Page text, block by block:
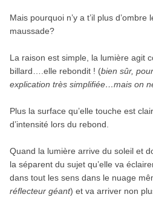
Mais pourquoi n’y a t’il plus
maussade?
La raison est simple, la lumière agit
billard….elle rebondit ! (bien sûr,
explication très simplifiée…mais on
Plus la surface qu’elle touche est
d’intensité lors du rebond.
Quand la lumière arrive du soleil et
la séparent du sujet qu’elle va
dans tout les sens dans le nuage
réflecteur géant) et va arriver non